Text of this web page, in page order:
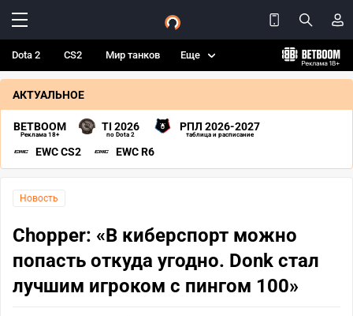
Dota 2 CS2 Мир танков Еще
АКТУАЛЬНОЕ
BETBOOM
Реклама 18+
TI 2026
по Dota 2
РПЛ 2026-2027
таблица и расписание
EWC CS2 EWC R6
Новость
Chopper: «В киберспорт можно
попасть откуда угодно. Donk стал
лучшим игроком с пингом 100»